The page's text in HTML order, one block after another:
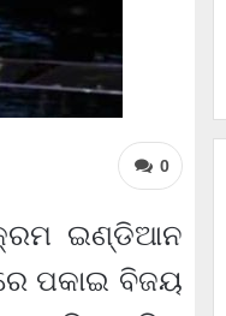
0
ଇଣ୍ଡିଆନ
ପକାଇ ବିଜୟ